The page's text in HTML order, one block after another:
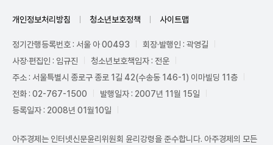
개인정보처리방침 청소년보호정책 사이트맵
정기간행등록번호 : 서울 아 00493
회장·발행인 : 곽영길
사장·편집인 : 임규진
청소년보호책임자 : 전운
주소 : 서울특별시 종로구 종로 1길 42(수송동 146-1) 이마빌딩 11층
전화 : 02-767-1500
발행일자 : 2007년 11월 15일
등록일자 : 2008년 01월10일
아주경제는 인터넷신문윤리위원회 윤리강령을 준수합니다. 아주경제의 모든